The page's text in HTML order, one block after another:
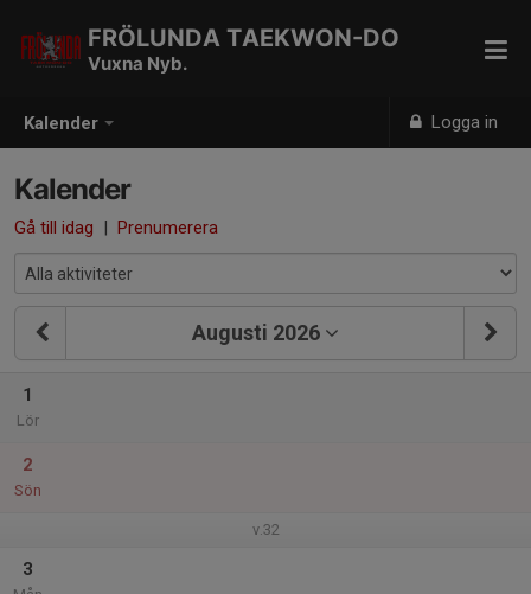
Kalender Logga in
FRÖLUNDA TAEKWON-DO
Vuxna Nyb.
Kalender
Gå till idag | Prenumerera
Augusti 2026
1
Lör
2
Sön
v.32
3